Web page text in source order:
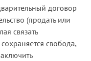
договор
(продать или
связать
свобода,